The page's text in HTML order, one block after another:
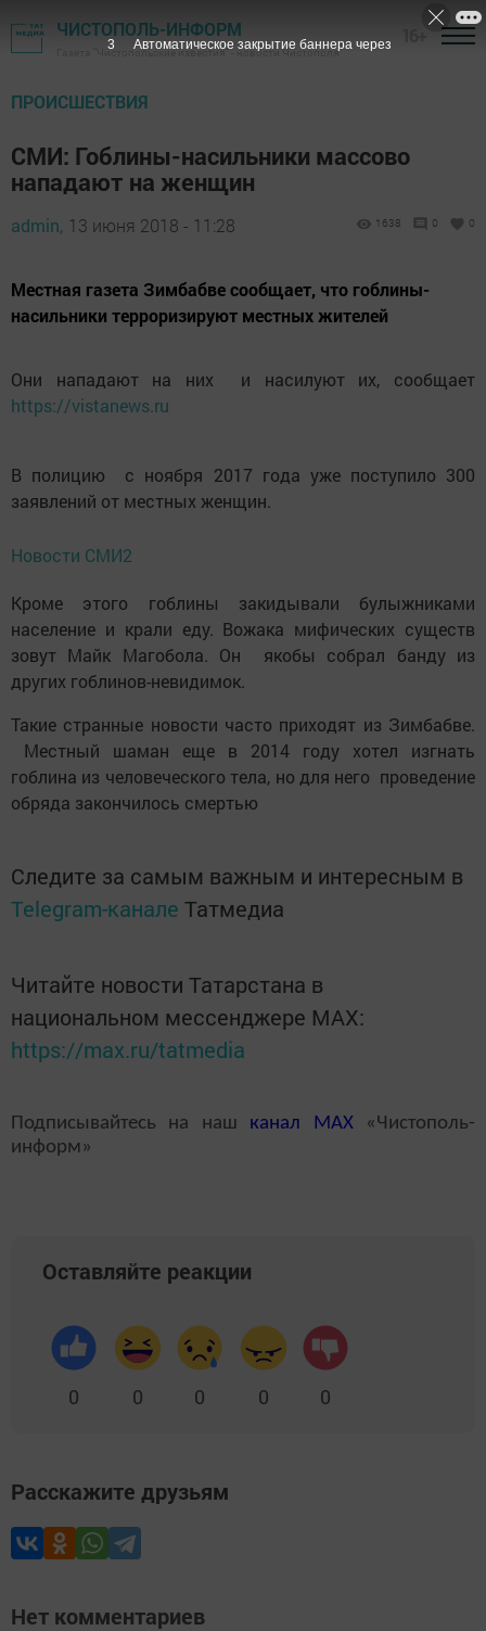
ЧИСТОПОЛЬ-ИНФОРМ
Газета "Чистопольские известия" - новости Чистополя
ПРОИСШЕСТВИЯ
СМИ: Гоблины-насильники массово
нападают на женщин
admin, 13 июня 2018 - 11:28 1638 0 0
Местная газета Зимбабве сообщает, что гоблины-
насильники терроризируют местных жителей
Они нападают на них и насилуют их, сообщает
https://vistanews.ru
В полицию с ноября 2017 года уже поступило 300
заявлений от местных женщин.
Новости СМИ2
Кроме этого гоблины закидывали булыжниками
население и крали еду. Вожака мифических существ
зовут Майк Магобола. Он якобы собрал банду из
других гоблинов-невидимок.
Такие странные новости часто приходят из Зимбабве.
Местный шаман еще в 2014 году хотел изгнать
гоблина из человеческого тела, но для него проведение
обряда закончилось смертью
Следите за самым важным и интересным в
Telegram-канале Татмедиа
Читайте новости Татарстана в
национальном мессенджере MАХ:
https://max.ru/tatmedia
Подписывайтесь на наш канал MAX«Чистополь-
информ»
Оставляйте реакции
0 0 0 0 0
Расскажите друзьям
Нет комментариев
2 Автоматическое закрытие баннера через